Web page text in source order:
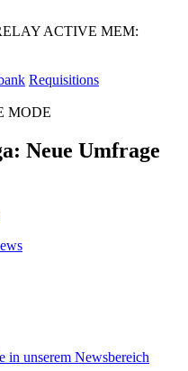
ACTIVE MEM:
Requisitions
MODE
Neue Umfrage
in unserem Newsbereich